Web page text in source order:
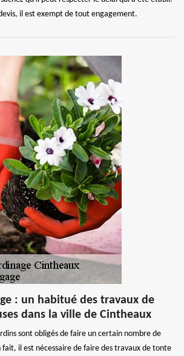
il est exempt de tout engagement.
: un habitué des travaux de
dans la ville de Cintheaux
sont obligés de faire un certain nombre de
il est nécessaire de faire des travaux de tonte